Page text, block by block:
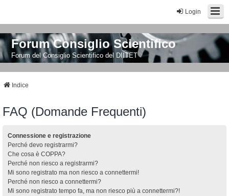
Login
Forum Consiglio Scientifico
Forum del Consiglio Scientifico del DIITET
Indice
FAQ (Domande Frequenti)
Connessione e registrazione
Perché devo registrarmi?
Che cosa è COPPA?
Perché non riesco a registrarmi?
Mi sono registrato ma non riesco a connettermi!
Perché non riesco a connettermi?
Mi sono registrato tempo fa, ma non riesco più a connettermi?!